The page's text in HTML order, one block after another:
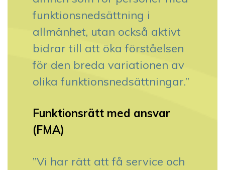
funktionsnedsättning i
allmänhet, utan också aktivt
bidrar till att öka förståelsen
för den breda variationen av
olika funktionsnedsättningar.”
Funktionsrätt med ansvar
(FMA)
”Vi har rätt att få service och